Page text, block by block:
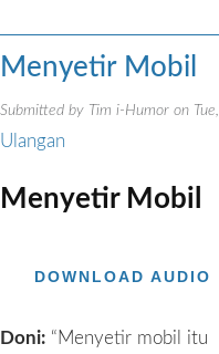
Menyetir Mobil
Submitted by Tim i-Humor on
Ulangan
Menyetir Mobil
DOWNLOAD AUDIO
Doni: “Menyetir mobil itu